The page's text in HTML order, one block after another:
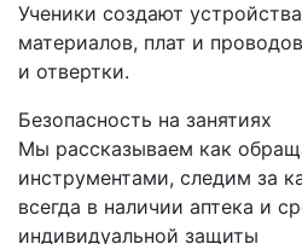
Ученики создают
материалов, плат и
и отвертки.
Безопасность на занятиях
Мы рассказываем как
инструментами, следим за
всегда в наличии аптека и
индивидуальной защиты